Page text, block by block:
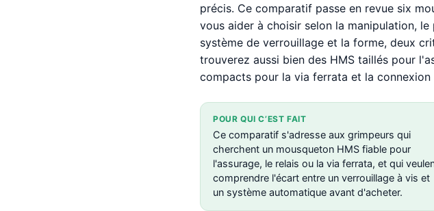
précis. Ce comparatif passe en revue six
vous aider à choisir selon la manipulation,
système de verrouillage et la forme, deux
trouverez aussi bien des HMS taillés pour
compacts pour la via ferrata et la connexion
POUR QUI C’EST FAIT
Ce comparatif s'adresse aux grimpeurs qui
cherchent un mousqueton HMS fiable pour
l'assurage, le relais ou la via ferrata, et qui
comprendre l'écart entre un verrouillage à vis et
un système automatique avant d'acheter.